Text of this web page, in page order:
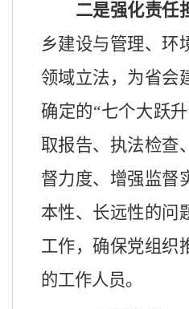
二是强化责任
乡建设与管理、环
领域立法，为省会
确定的“七个大跃升
取报告、执法检查
督力度、增强监督
本性、长远性的问
工作，确保党组织
的工作人员。